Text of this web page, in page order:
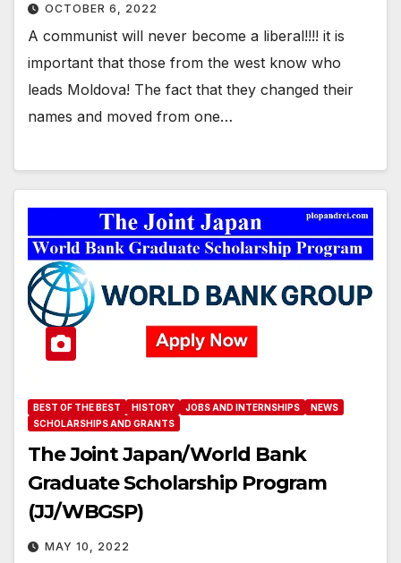
OCTOBER 6, 2022
A communist will never become a liberal!!!! it is
important that those from the west know who
leads Moldova! The fact that they changed their
names and moved from one…
BEST OF THE BEST HISTORY JOBS AND INTERNSHIPS
NEWS
SCHOLARSHIPS AND GRANTS
The Joint Japan/World Bank
Graduate Scholarship Program
(JJ/WBGSP)
MAY 10, 2022